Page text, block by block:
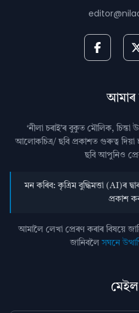
আমাৰ
‘নীলা চৰাই’ৰ বুকুত মৌলিক,
আলোকচিত্ৰ/ ছবি প্রকাশত গুৰুত্ব
ছবি আপুনিও
মন কৰিব: কৃত্ৰিম বুদ্ধিমত্তা (AI)ৰ
প্ৰকাশ
আমালৈ লেখা প্ৰেৰণ কৰাৰ বিষয়ে
জানিবলৈসঘনে
মেইল